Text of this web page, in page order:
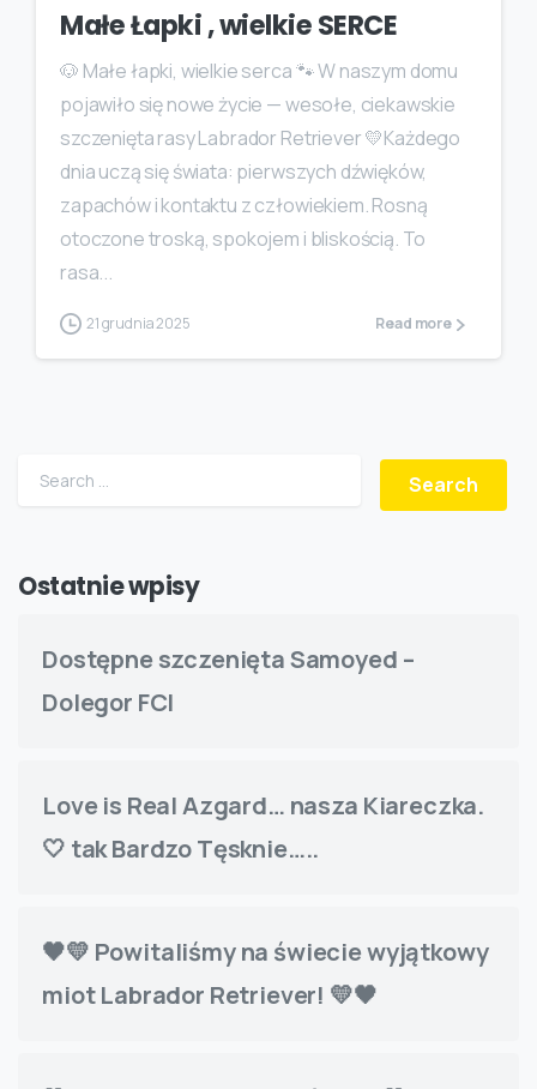
Małe Łapki , wielkie SERCE
🐶 Małe łapki, wielkie serca 🐾 W naszym domu
pojawiło się nowe życie — wesołe, ciekawskie
szczenięta rasy Labrador Retriever 💛Każdego
dnia uczą się świata: pierwszych dźwięków,
zapachów i kontaktu z człowiekiem. Rosną
otoczone troską, spokojem i bliskością. To
rasa...
21 grudnia 2025 Read more
Search for:
Ostatnie wpisy
Dostępne szczenięta Samoyed –
Dolegor FCI
Love is Real Azgard… nasza Kiareczka.
🤍 tak Bardzo Tęsknie…..
🖤💛 Powitaliśmy na świecie wyjątkowy
miot Labrador Retriever! 💛🖤